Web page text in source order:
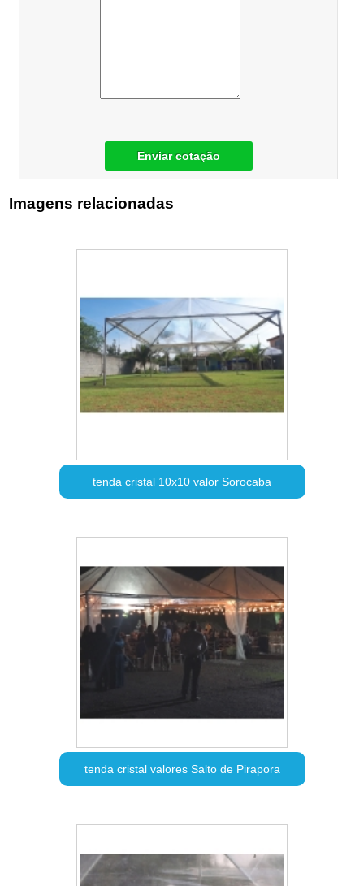
Enviar cotação
Imagens relacionadas
tenda cristal 10x10 valor Sorocaba
tenda cristal valores Salto de Pirapora